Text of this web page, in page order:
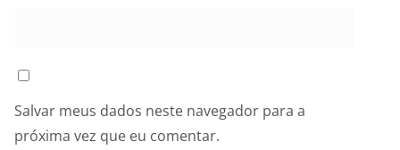
Salvar meus dados neste navegador para a
próxima vez que eu comentar.